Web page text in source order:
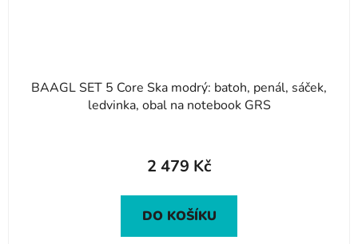
BAAGL SET 5 Core Ska modrý: batoh, penál, sáček,
ledvinka, obal na notebook GRS
2 479 Kč
DO KOŠÍKU